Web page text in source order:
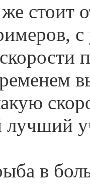
стоит
лучший
в